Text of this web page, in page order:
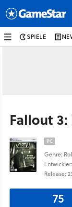
SPIELE
Fallout
PC
Genre:
Release:
75